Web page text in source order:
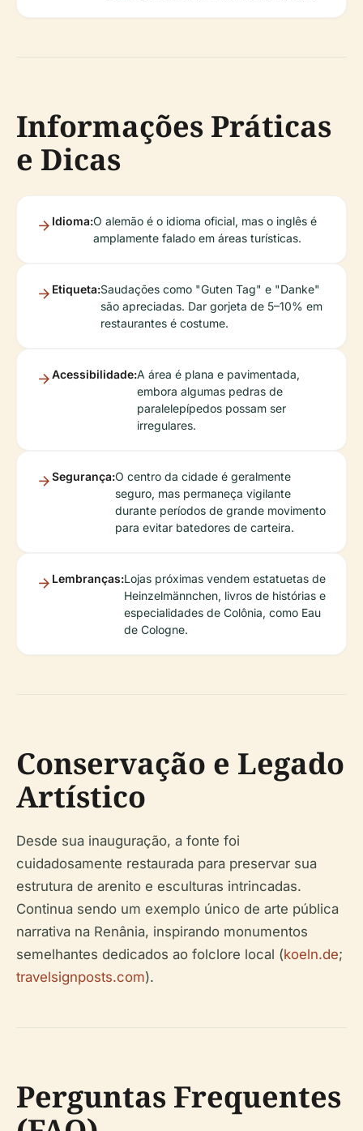
Informações Práticas
e Dicas
Idioma:O alemão é o idioma oficial, mas o inglês é
amplamente falado em áreas turísticas.
Etiqueta:Saudações como "Guten Tag" e "Danke"
são apreciadas. Dar gorjeta de 5–10% em
restaurantes é costume.
Acessibilidade:A área é plana e pavimentada,
embora algumas pedras de
paralelepípedos possam ser
irregulares.
Segurança:O centro da cidade é geralmente
seguro, mas permaneça vigilante
durante períodos de grande movimento
para evitar batedores de carteira.
Lembranças:Lojas próximas vendem estatuetas de
Heinzelmännchen, livros de histórias e
especialidades de Colônia, como Eau
de Cologne.
Conservação e Legado
Artístico
Desde sua inauguração, a fonte foi
cuidadosamente restaurada para preservar sua
estrutura de arenito e esculturas intrincadas.
Continua sendo um exemplo único de arte pública
narrativa na Renânia, inspirando monumentos
semelhantes dedicados ao folclore local (koeln.de;
travelsignposts.com).
Perguntas Frequentes